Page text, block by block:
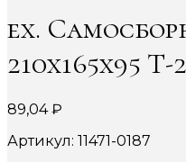
ex.
210х165х95
89,04₽
Артикул: 11471-0187